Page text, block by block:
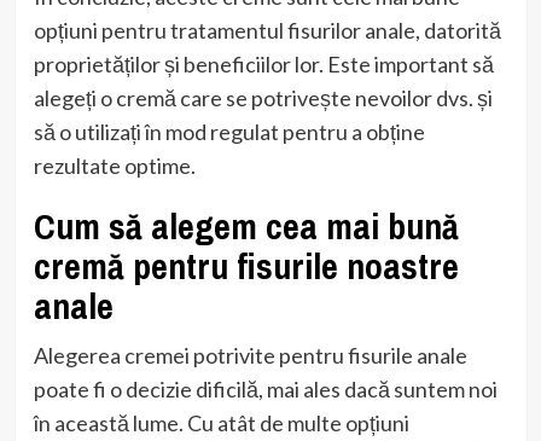
opțiuni pentru tratamentul fisurilor anale, datorită
proprietăților și beneficiilor lor. Este important să
alegeți o cremă care se potrivește nevoilor dvs. și
să o utilizați în mod regulat pentru a obține
rezultate optime.
Cum să alegem cea mai bună
cremă pentru fisurile noastre
anale
Alegerea cremei potrivite pentru fisurile anale
poate fi o decizie dificilă, mai ales dacă suntem noi
în această lume. Cu atât de multe opțiuni